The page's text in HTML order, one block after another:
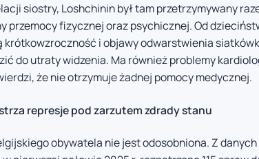
siostry, Loshchinin był tam przetrzymywany
przemocy fizycznej oraz psychicznej. Od
krótkowzroczność i objawy odwarstwienia
do utraty widzenia. Ma również problemy
że nie otrzymuje żadnej pomocy medycznej.
represje pod zarzutem zdrady stanu
obywatela nie jest odosobniona. Z